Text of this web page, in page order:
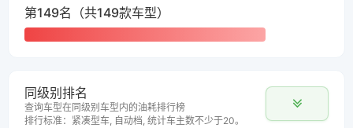
第149名（共149款车型）
同级别排名
查询车型在同级别车型内的油耗排行榜
排行标准：紧凑型车, 自动档, 统计车主数不少于20。